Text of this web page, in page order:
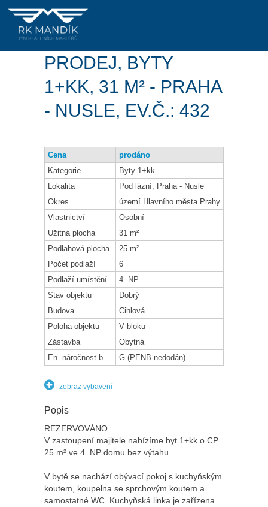
PRODEJ, BYTY
1+KK, 31 M² - PRAHA
- NUSLE, EV.Č.: 432
Cena
prodáno
Kategorie
Byty 1+kk
Lokalita
Pod lázní, Praha - Nusle
Okres
území Hlavního města Prahy
Vlastnictví
Osobní
Užitná plocha
31 m²
Podlahová plocha
25 m²
Počet podlaží
6
Podlaží umístění
4. NP
Stav objektu
Dobrý
Budova
Cihlová
Poloha objektu
V bloku
Zástavba
Obytná
En. náročnost b.
G (PENB nedodán)
zobraz vybavení
Popis
REZERVOVÁNO ️
V zastoupení majitele nabízíme byt 1+kk o CP
25 m² ve 4. NP domu bez výtahu.
V bytě se nachází obývací pokoj s kuchyňským
koutem, koupelna se sprchovým koutem a
samostatné WC. Kuchyňská linka je zařízena